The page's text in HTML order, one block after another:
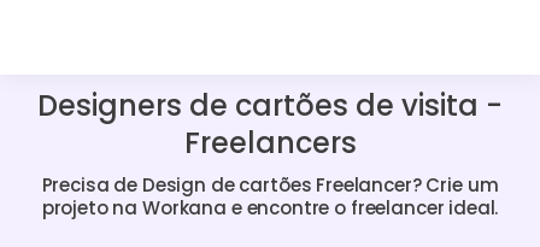
Designers de cartões de visita -
Freelancers
Precisa de Design de cartões Freelancer? Crie um
projeto na Workana e encontre o freelancer ideal.